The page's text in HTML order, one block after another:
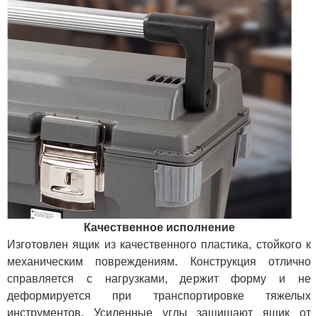
Качественное исполнение
Изготовлен ящик из качественного пластика, стойкого к
механическим повреждениям. Конструкция отлично
справляется с нагрузками, держит форму и не
деформируется при транспортировке тяжелых
инструментов. Усиленные углы защищают ящик от